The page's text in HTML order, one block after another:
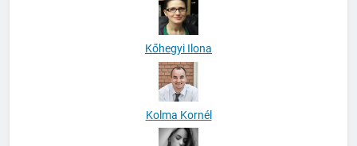
Kőhegyi Ilona
Kolma Kornél